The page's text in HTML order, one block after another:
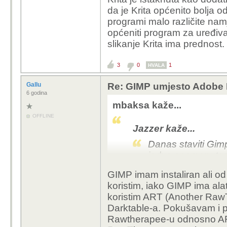
da je Krita općenito bolja
programi malo različite
općeniti program za
slikanje Krita ima prednost.
3 0 HVALA 1
Gallu
6 godina
OFFLINE
Re: GIMP umjesto
mbaksa kaže...
Jazzer kaže...
Danas staviti
jedva
članaka pokušati
Stvarno nije u
zdravog razuma.
Današnji Affinity
GIMP imam instaliran ali
koristim, iako GIMP ima
koristim ART (Another
Darktable-a. Pokušavam i
Rawtherapee-u odnosno